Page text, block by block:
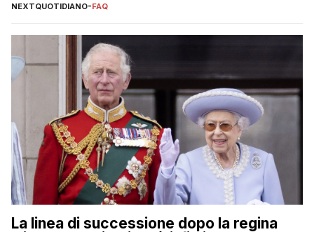
NEXTQUOTIDIANO-FAQ
La linea di successione dopo la regina